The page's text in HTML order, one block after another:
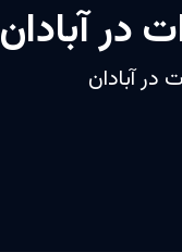
در آبادان
در آبادان